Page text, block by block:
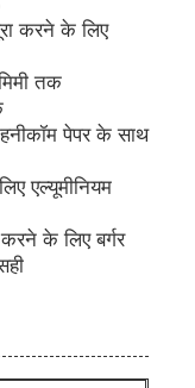
करने के लिए
तक
पेपर के साथ
एल्यूमीनियम
के लिए बर्गर